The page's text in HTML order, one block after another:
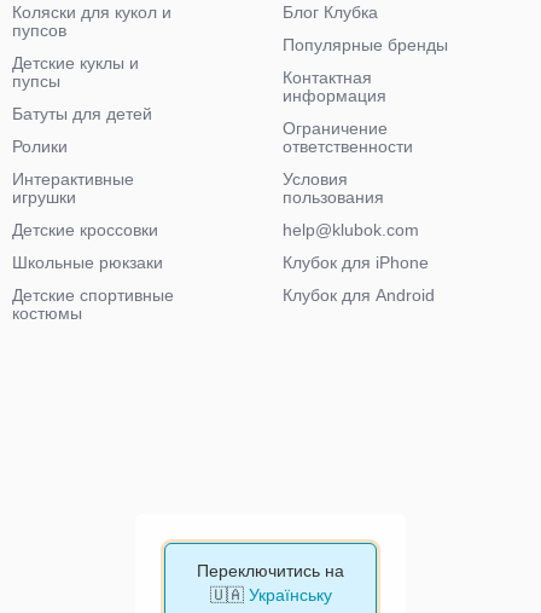
Коляски для кукол и
пупсов
Детские куклы и
пупсы
Батуты для детей
Ролики
Интерактивные
игрушки
Детские кроссовки
Школьные рюкзаки
Детские спортивные
костюмы
Блог Клубка
Популярные бренды
Контактная
информация
Ограничение
ответственности
Условия
пользования
help@klubok.com
Клубок для iPhone
Клубок для Android
Переключитись на
🇺🇦 Українську